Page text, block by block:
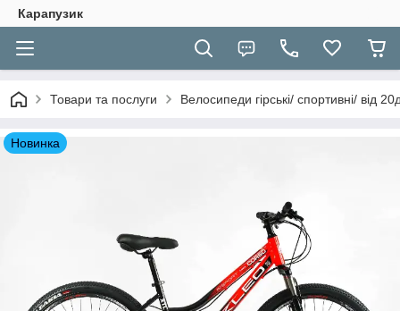
Карапузик
Товари та послуги Велосипеди гірські/ спортивні/ від
Новинка